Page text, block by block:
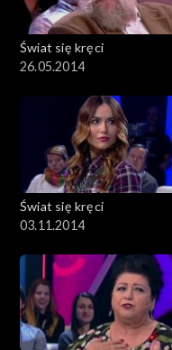
Świat się kręci
26.05.2014
Świat się kręci
03.11.2014